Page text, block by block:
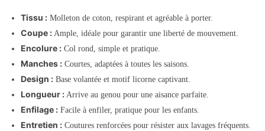
Tissu : Molleton de coton, respirant et agréable à porter.
Coupe : Ample, idéale pour garantir une liberté de mouvement.
Encolure : Col rond, simple et pratique.
Manches : Courtes, adaptées à toutes les saisons.
Design : Base volantée et motif licorne captivant.
Longueur : Arrive au genou pour une aisance parfaite.
Enfilage : Facile à enfiler, pratique pour les enfants.
Entretien : Coutures renforcées pour résister aux lavages fréquents.